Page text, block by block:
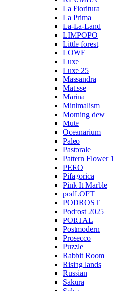
La Fioritura
La Prima
La-La-Land
LIMPOPO
Little forest
LOWE
Luxe
Luxe 25
Massandra
Matisse
Marina
Minimalism
Morning dew
Mute
Oceanarium
Paleo
Pastorale
Pattern Flower 1
PERO
Pifagorica
Pink It Marble
podLOFT
PODROST
Podrost 2025
PORTAL
Postmodern
Prosecco
Puzzle
Rabbit Room
Rising lands
Russian
Sakura